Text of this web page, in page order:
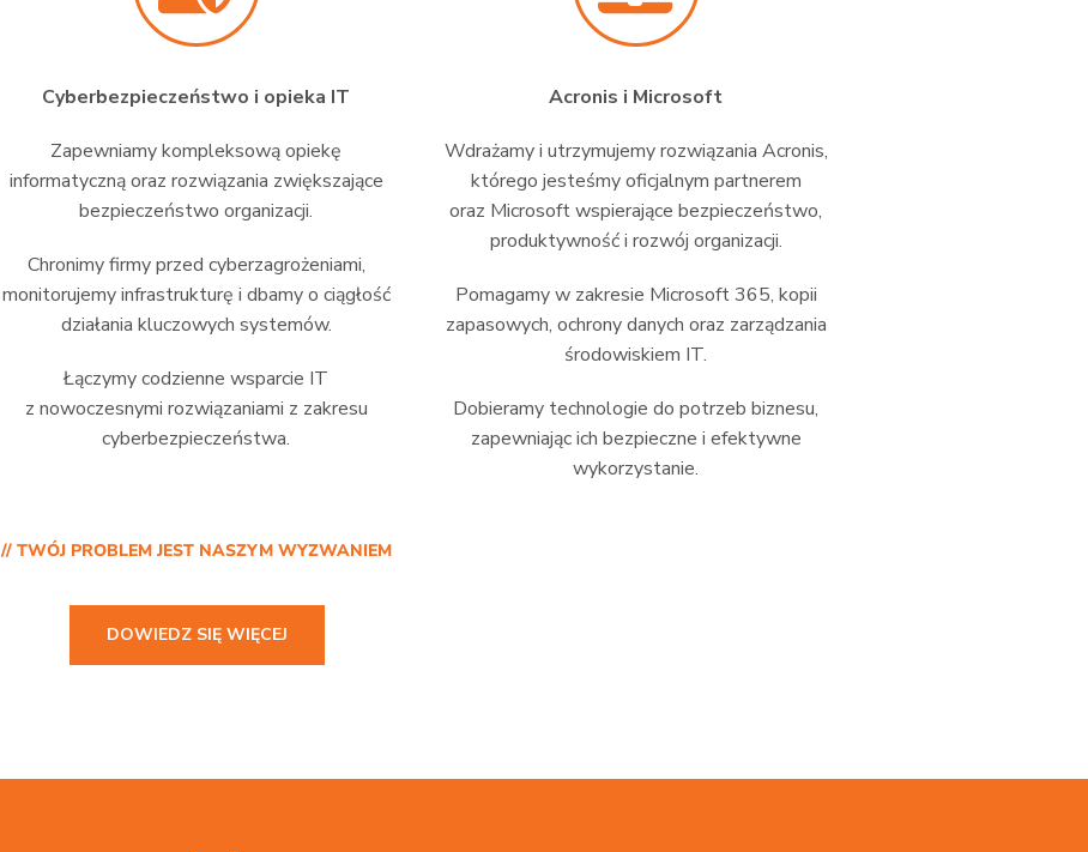
Cyberbezpieczeństwo i opieka IT
Zapewniamy kompleksową opiekę
informatyczną oraz rozwiązania zwiększające
bezpieczeństwo organizacji.
Chronimy firmy przed cyberzagrożeniami,
monitorujemy infrastrukturę i dbamy o ciągłość
działania kluczowych systemów.
Łączymy codzienne wsparcie IT
z nowoczesnymi rozwiązaniami z zakresu
cyberbezpieczeństwa.
Acronis i Microsoft
Wdrażamy i utrzymujemy rozwiązania Acronis,
którego jesteśmy oficjalnym partnerem
oraz Microsoft wspierające bezpieczeństwo,
produktywność i rozwój organizacji.
Pomagamy w zakresie Microsoft 365, kopii
zapasowych, ochrony danych oraz zarządzania
środowiskiem IT.
Dobieramy technologie do potrzeb biznesu,
zapewniając ich bezpieczne i efektywne
wykorzystanie.
// TWÓJ PROBLEM JEST NASZYM WYZWANIEM
DOWIEDZ SIĘ WIĘCEJ